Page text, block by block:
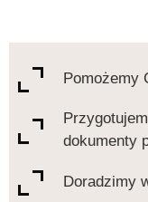
Pomożemy
dokumenty
Doradzimy